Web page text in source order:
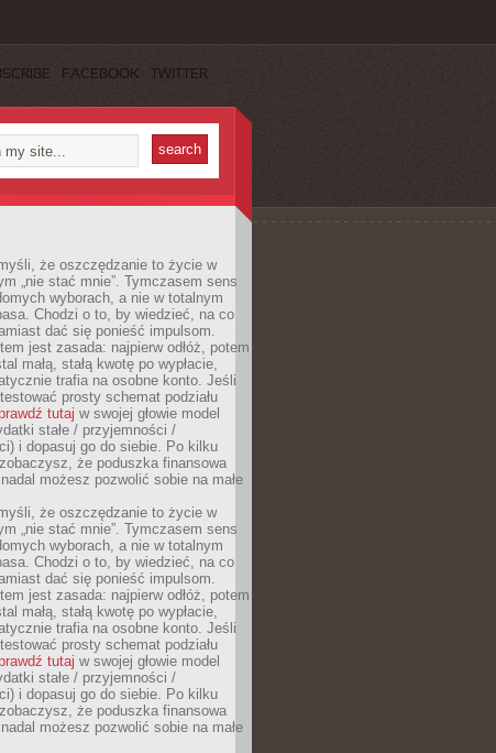
FACEBOOK TWITTER
że oszczędzanie to życie w
„nie stać mnie”. Tymczasem sens
wyborach, a nie w totalnym
Chodzi o to, by wiedzieć, na co
dać się ponieść impulsom.
jest zasada: najpierw odłóż, potem
małą, stałą kwotę po wypłacie,
trafia na osobne konto. Jeśli
prosty schemat podziału
tutaj w swojej głowie model
stałe / przyjemności /
i dopasuj go do siebie. Po kilku
że poduszka finansowa
możesz pozwolić sobie na małe
że oszczędzanie to życie w
„nie stać mnie”. Tymczasem sens
wyborach, a nie w totalnym
Chodzi o to, by wiedzieć, na co
dać się ponieść impulsom.
jest zasada: najpierw odłóż, potem
małą, stałą kwotę po wypłacie,
trafia na osobne konto. Jeśli
prosty schemat podziału
tutaj w swojej głowie model
stałe / przyjemności /
i dopasuj go do siebie. Po kilku
że poduszka finansowa
możesz pozwolić sobie na małe